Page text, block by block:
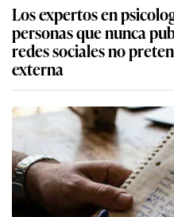
Los expertos en
personas que nunca
redes sociales no
externa